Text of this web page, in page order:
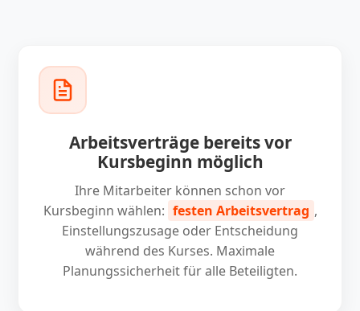
Arbeitsverträge bereits vor
Kursbeginn möglich
Ihre Mitarbeiter können schon vor
Kursbeginn wählen: festen Arbeitsvertrag ,
Einstellungszusage oder Entscheidung
während des Kurses. Maximale
Planungssicherheit für alle Beteiligten.